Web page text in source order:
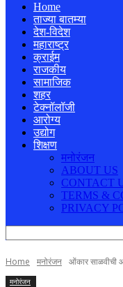
Home
ताज्या बातम्या
देश-विदेश
महाराष्ट्र
क्राईम
राजकीय
सामाजिक
शहर
टेक्नॉलॉजी
आरोग्य
उद्योग
शिक्षण
मनोरंजन
ABOUT US
CONTACT
TERMS &
PRIVACY
Home मनोरंजन ओंकार साळवीची
मनोरंजन